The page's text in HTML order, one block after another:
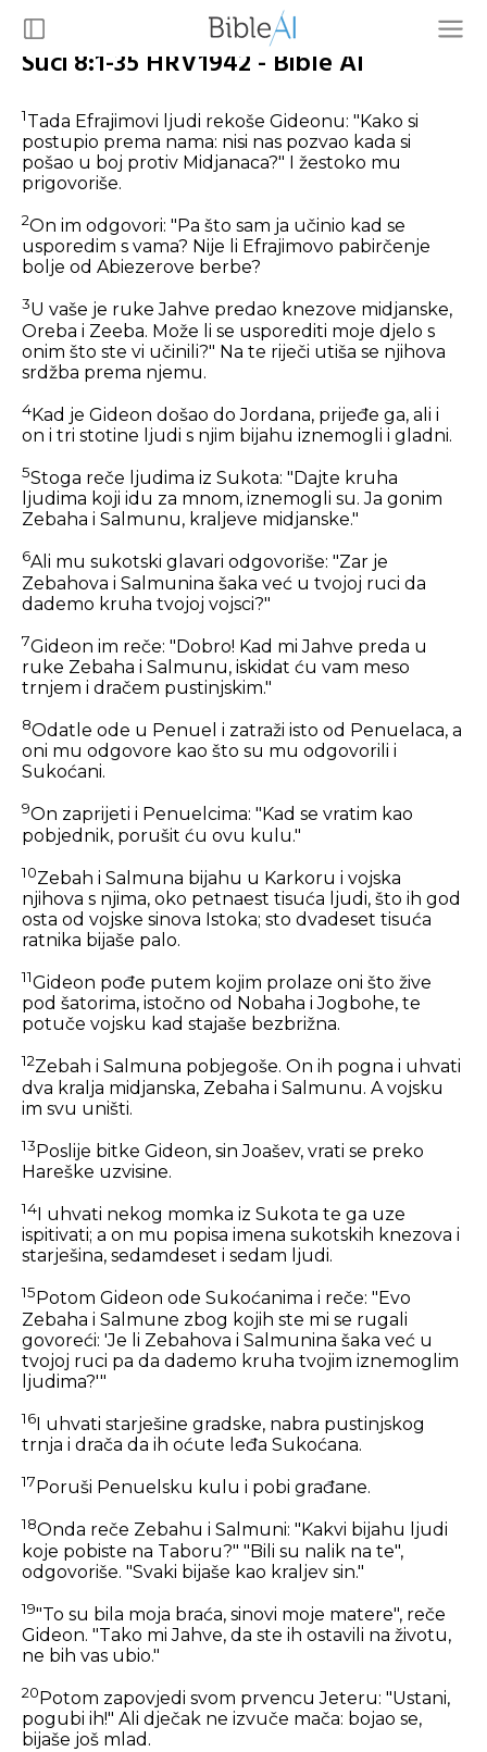
Suci 8:1-35 HRV1942 - Bible AI
1Tada Efrajimovi ljudi rekoše Gideonu: "Kako si
postupio prema nama: nisi nas pozvao kada si
pošao u boj protiv Midjanaca?" I žestoko mu
prigovoriše.
2On im odgovori: "Pa što sam ja učinio kad se
usporedim s vama? Nije li Efrajimovo pabirčenje
bolje od Abiezerove berbe?
3U vaše je ruke Jahve predao knezove midjanske,
Oreba i Zeeba. Može li se usporediti moje djelo s
onim što ste vi učinili?" Na te riječi utiša se njihova
srdžba prema njemu.
4Kad je Gideon došao do Jordana, prijeđe ga, ali i
on i tri stotine ljudi s njim bijahu iznemogli i gladni.
5Stoga reče ljudima iz Sukota: "Dajte kruha
ljudima koji idu za mnom, iznemogli su. Ja gonim
Zebaha i Salmunu, kraljeve midjanske."
6Ali mu sukotski glavari odgovoriše: "Zar je
Zebahova i Salmunina šaka već u tvojoj ruci da
dademo kruha tvojoj vojsci?"
7Gideon im reče: "Dobro! Kad mi Jahve preda u
ruke Zebaha i Salmunu, iskidat ću vam meso
trnjem i dračem pustinjskim."
8Odatle ode u Penuel i zatraži isto od Penuelaca, a
oni mu odgovore kao što su mu odgovorili i
Sukoćani.
9On zaprijeti i Penuelcima: "Kad se vratim kao
pobjednik, porušit ću ovu kulu."
10Zebah i Salmuna bijahu u Karkoru i vojska
njihova s njima, oko petnaest tisuća ljudi, što ih god
osta od vojske sinova Istoka; sto dvadeset tisuća
ratnika bijaše palo.
11Gideon pođe putem kojim prolaze oni što žive
pod šatorima, istočno od Nobaha i Jogbohe, te
potuče vojsku kad stajaše bezbrižna.
12Zebah i Salmuna pobjegoše. On ih pogna i uhvati
dva kralja midjanska, Zebaha i Salmunu. A vojsku
im svu uništi.
13Poslije bitke Gideon, sin Joašev, vrati se preko
Hareške uzvisine.
14 I uhvati nekog momka iz Sukota te ga uze
ispitivati; a on mu popisa imena sukotskih knezova i
starješina, sedamdeset i sedam ljudi.
15 Potom Gideon ode Sukoćanima i reče: "Evo
Zebaha i Salmune zbog kojih ste mi se rugali
govoreći: 'Je li Zebahova i Salmunina šaka već u
tvojoj ruci pa da dademo kruha tvojim iznemoglim
ljudima?'"
16I uhvati starješine gradske, nabra pustinjskog
trnja i drača da ih oćute leđa Sukoćana.
17 Poruši Penuelsku kulu i pobi građane.
18Onda reče Zebahu i Salmuni: "Kakvi bijahu ljudi
koje pobiste na Taboru?" "Bili su nalik na te",
odgovoriše. "Svaki bijaše kao kraljev sin."
19"To su bila moja braća, sinovi moje matere", reče
Gideon. "Tako mi Jahve, da ste ih ostavili na životu,
ne bih vas ubio."
20 Potom zapovjedi svom prvencu Jeteru: "Ustani,
pogubi ih!" Ali dječak ne izvuče mača: bojao se,
bijaše još mlad.